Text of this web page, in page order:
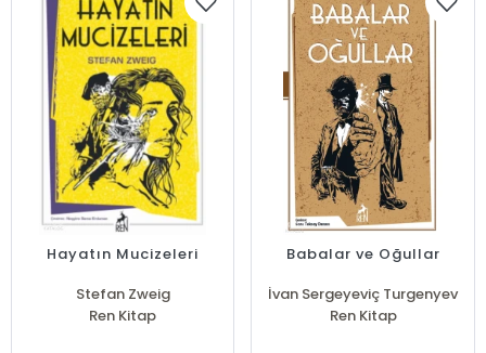
Hayatın Mucizeleri
Stefan Zweig
Ren Kitap
Babalar ve Oğullar
İvan Sergeyeviç Turgenyev
Ren Kitap